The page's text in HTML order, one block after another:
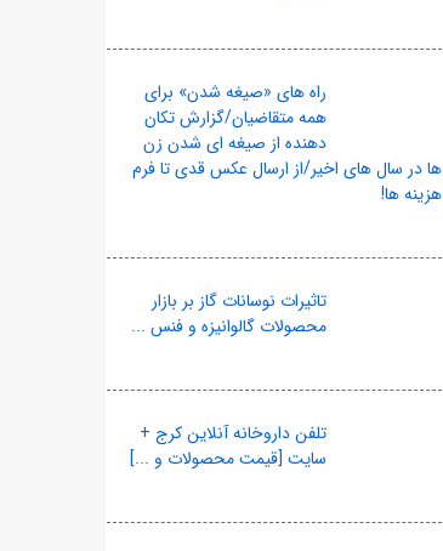
راه های «صیغه شدن» برای
همه متقاضیان/گزارش تکان
دهنده از صیغه ای شدن زن
ها در سال های اخیر/از ارسال عکس قدی تا فرم
هزینه ها!
تاثیرات نوسانات گاز بر بازار
محصولات گالوانیزه و فنس ...
تلفن داروخانه آنلاین کرج +
سایت [قیمت محصولات و ...]